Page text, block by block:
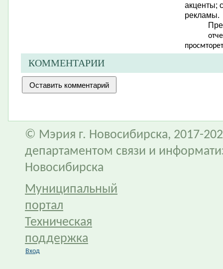
акценты;
рекламы.
КОММЕНТАРИИ
© Мэрия г. Новосибирска, 2017-
департаментом связи и
Новосибирска
Муниципальный
портал
Техническая
поддержка
Вход